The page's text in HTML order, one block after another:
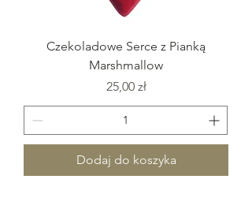
Czekoladowe Serce z Pianką
Marshmallow
Cena
25,00 zł
Dodaj do koszyka